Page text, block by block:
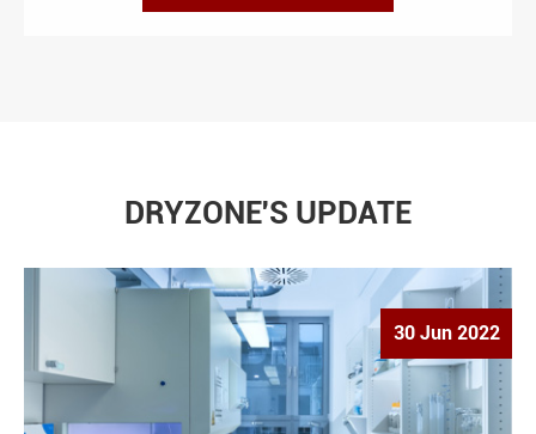
DRYZONE'S UPDATE
30 Jun 2022